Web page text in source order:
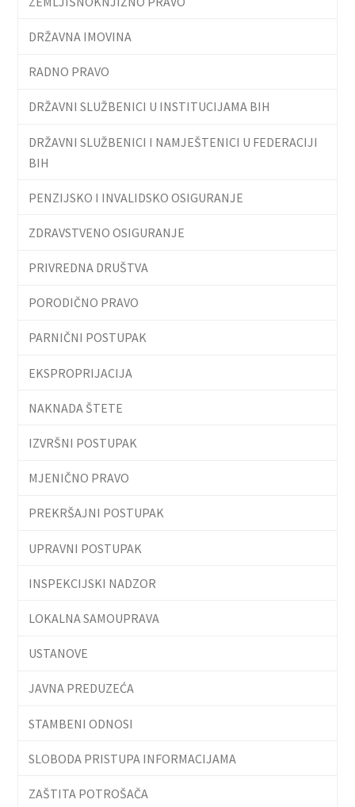
DRŽAVNA IMOVINA
RADNO PRAVO
DRŽAVNI SLUŽBENICI U INSTITUCIJAMA BIH
DRŽAVNI SLUŽBENICI I NAMJEŠTENICI U FEDERACIJI
BIH
PENZIJSKO I INVALIDSKO OSIGURANJE
ZDRAVSTVENO OSIGURANJE
PRIVREDNA DRUŠTVA
PORODIČNO PRAVO
PARNIČNI POSTUPAK
EKSPROPRIJACIJA
NAKNADA ŠTETE
IZVRŠNI POSTUPAK
MJENIČNO PRAVO
PREKRŠAJNI POSTUPAK
UPRAVNI POSTUPAK
INSPEKCIJSKI NADZOR
LOKALNA SAMOUPRAVA
USTANOVE
JAVNA PREDUZEĆA
STAMBENI ODNOSI
SLOBODA PRISTUPA INFORMACIJAMA
ZAŠTITA POTROŠAČA